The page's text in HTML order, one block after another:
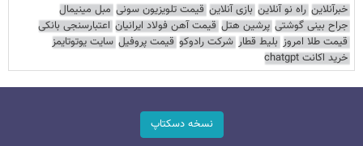
خبرآنلاین راه نو آنلاین بازی آنلاین قیمت تلویزیون سونی مبل مینیمال
جراح بینی گوشتی پرشین هتل قیمت آهن فولاد ایرانیان اعتبارسنجی بانکی
قیمت طلا امروز بلیط قطار شرکت رادوکو قیمت پروفیل سایت یوتوتایمز
خرید اکانت chatgpt
نسخه دسکتاپ